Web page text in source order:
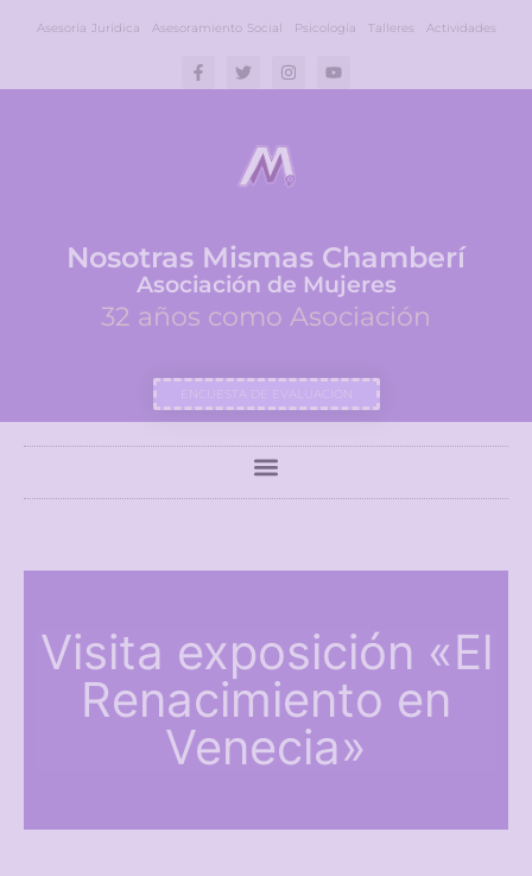
Asesoría Jurídica Asesoramiento Social Psicología Talleres Actividades
Nosotras Mismas Chamberí
Asociación de Mujeres
32 años como Asociación
ENCUESTA DE EVALUACIÓN
Visita exposición «El
Renacimiento en
Venecia»